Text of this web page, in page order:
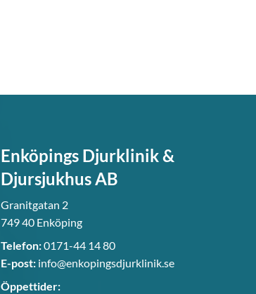
Enköpings Djurklinik &
Djursjukhus AB
Granitgatan 2
749 40 Enköping
Telefon:0171-44 14 80
E-post: info@enkopingsdjurklinik.se
Öppettider: